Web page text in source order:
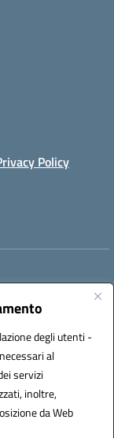
degli utenti -
al
servizi
inoltre,
da Web
Policy
istsc_ceis014005